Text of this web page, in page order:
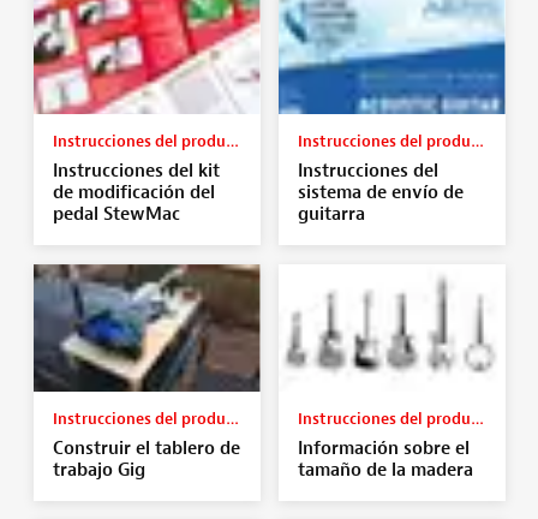
Instrucciones del producto
Instrucciones del kit
de modificación del
pedal StewMac
Instrucciones del producto
Instrucciones del
sistema de envío de
guitarra
Instrucciones del producto
Construir el tablero de
trabajo Gig
Instrucciones del producto
Información sobre el
tamaño de la madera